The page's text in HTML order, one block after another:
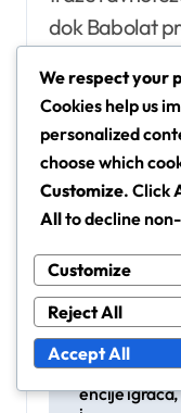
dok Babolat
terenima.
P
o
s
Teniske
ečeve:
erformanse,
encije
We respect your
Cookies help us
personalized
choose which
Customize. Click
Allto decline
Customize
Reject All
Accept All